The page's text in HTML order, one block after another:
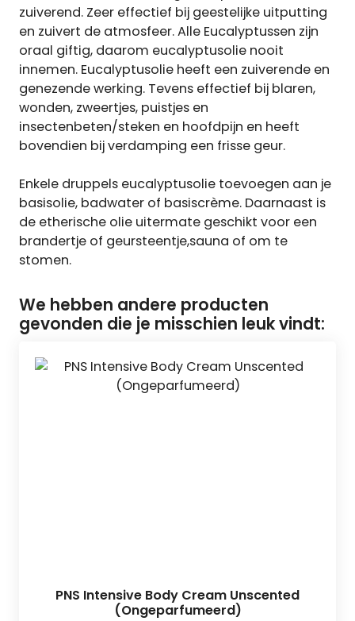
zuiverend. Zeer effectief bij geestelijke uitputting
en zuivert de atmosfeer. Alle Eucalyptussen zijn
oraal giftig, daarom eucalyptusolie nooit
innemen. Eucalyptusolie heeft een zuiverende en
genezende werking. Tevens effectief bij blaren,
wonden, zweertjes, puistjes en
insectenbeten/steken en hoofdpijn en heeft
bovendien bij verdamping een frisse geur.
Enkele druppels eucalyptusolie toevoegen aan je
basisolie, badwater of basiscrème. Daarnaast is
de etherische olie uitermate geschikt voor een
brandertje of geursteentje,sauna of om te
stomen.
We hebben andere producten
gevonden die je misschien leuk vindt:
PNS Intensive Body Cream Unscented
(Ongeparfumeerd)